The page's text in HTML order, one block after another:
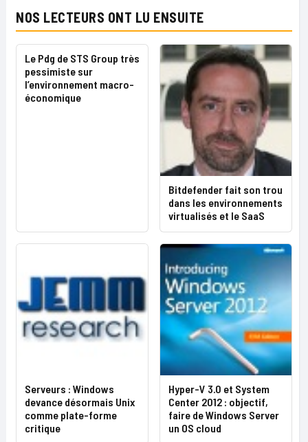
NOS LECTEURS ONT LU ENSUITE
Le Pdg de STS Group très
pessimiste sur
l’environnement macro-
économique
Bitdefender fait son trou
dans les environnements
virtualisés et le SaaS
Serveurs : Windows
devance désormais Unix
comme plate-forme
critique
Hyper-V 3.0 et System
Center 2012 : objectif,
faire de Windows Server
un OS cloud